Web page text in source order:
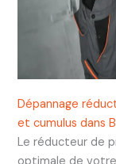
Dépannage
et cumulus dans
Le réducteur de
optimale de